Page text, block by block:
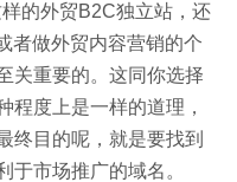
的外贸B2C独立站，还
者做外贸内容营销的个
关重要的。这同你选择
程度上是一样的道理，
终目的呢，就是要找到
于市场推广的域名。